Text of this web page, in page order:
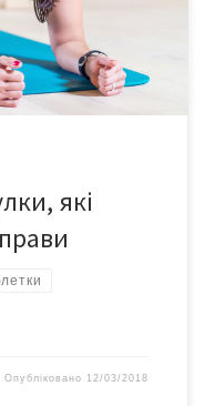
з ожирінням та
які
Опубліковано 12/03/2018